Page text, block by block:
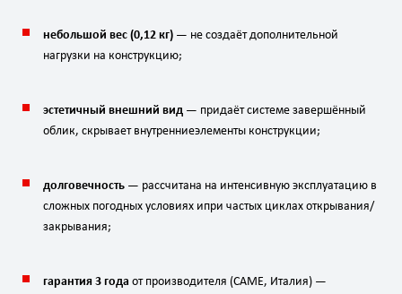
небольшой вес (0,12 кг) — не создаётдополнительной
нагрузки на конструкцию;
эстетичный внешний вид — придаётсистеме завершённый
облик, скрываетвнутренниеэлементы конструкции;
долговечность — рассчитана на интенсивную эксплуатацию в
сложных погодных условиях ипри частых циклах открывания/
закрывания;
гарантия 3 года отпроизводителя (CAME, Италия) —